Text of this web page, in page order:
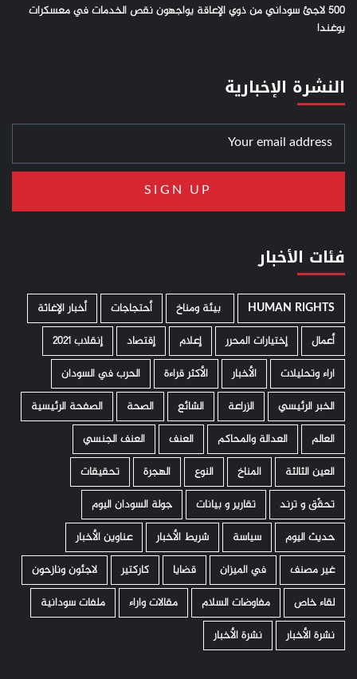
500 لاجئ سوداني من ذوي الإعاقة يواجهون نقص الخدمات في معسكرات
يوغندا
النشرة الإخبارية
فئات الأخبار
HUMAN RIGHTS ­ بيئة ومناخ أحتجاجات
أخبار الإغاثة
أعمال
إختيارات المحرر إعلام إقتصاد
إنقلاب 2021
اراء وتحليلات
الأخبار الأكثر قراءة
الحرب في السودان
الخبر الرئيسي
الزراعة الشائع الصحة
الصفحة الرئيسية
العالم
العدالة والمحاكم العنف
العنف الجنسي
العين الثالثة
المناخ النوع الهجرة
تحقيقات
تحقّق و ترند
تقارير و بيانات
جولة السودان اليوم
حديث اليوم
سياسة شريط الأخبار
عناوين الأخبار
غير مصنف
في الميزان قضايا كاركتير
لاجئون ونازحون
لقاء خاص
مفاوضات السلام مقالات واراء
ملفات سودانية
نشرة الأخبار
نشرة الأخبار